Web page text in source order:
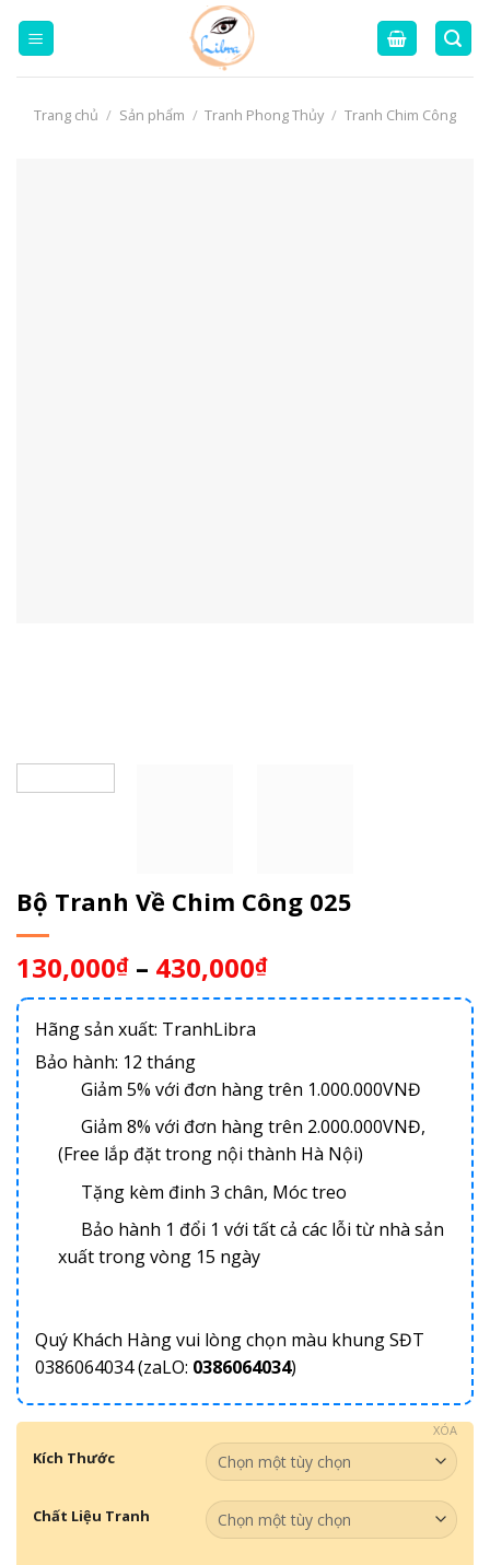
Trang chủ / Sản phẩm / Tranh Phong Thủy / Tranh Chim Công
Bộ Tranh Về Chim Công 025
130,000₫ – 430,000₫
Hãng sản xuất: TranhLibra
Bảo hành: 12 tháng
Giảm 5% với đơn hàng trên 1.000.000VNĐ
Giảm 8% với đơn hàng trên 2.000.000VNĐ,
(Free lắp đặt trong nội thành Hà Nội)
Tặng kèm đinh 3 chân, Móc treo
Bảo hành 1 đổi 1 với tất cả các lỗi từ nhà sản
xuất trong vòng 15 ngày
Quý Khách Hàng vui lòng chọn màu khung SĐT
0386064034 (zaLO: 0386064034)
Kích Thước
Chất Liệu Tranh
XÓA